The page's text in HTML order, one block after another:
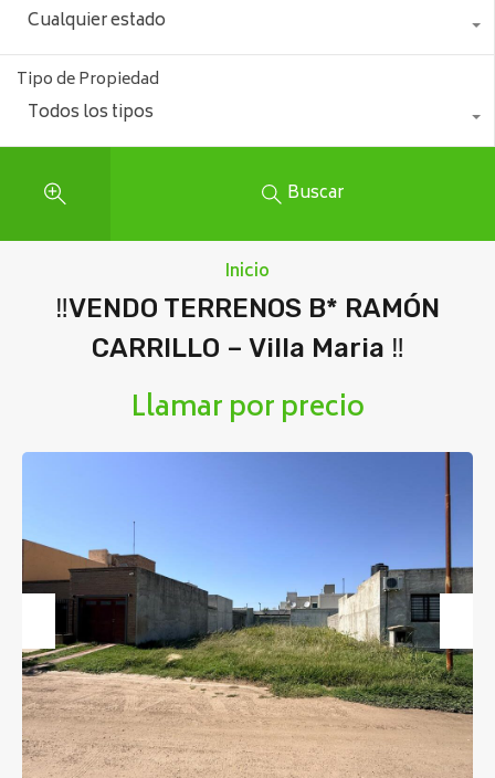
Cualquier estado
Tipo de Propiedad
Todos los tipos
Buscar
Inicio
‼️VENDO TERRENOS B* RAMÓN
CARRILLO – Villa Maria ‼️
Llamar por precio
Previous Next